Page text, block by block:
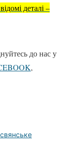
деталі –
до нас у
,